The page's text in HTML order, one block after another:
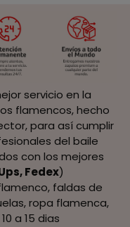
servicio en la
flamencos, hecho
para así cumplir
del baile
con los mejores
Fedex)
faldas de
ropa flamenca,
a 15 dias